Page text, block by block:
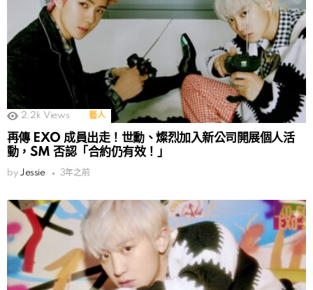
2.2k Views 藝人
再傳 EXO 成員出走！世勳、燦烈加入新公司開展個人活
動，SM 否認「合約仍有效！」
by Jessie 3年之前